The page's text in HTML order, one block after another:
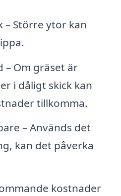
– Större ytor kan
– Om gräset är
i dåligt skick kan
tillkomma.
– Används det
kan det påverka
kostnader